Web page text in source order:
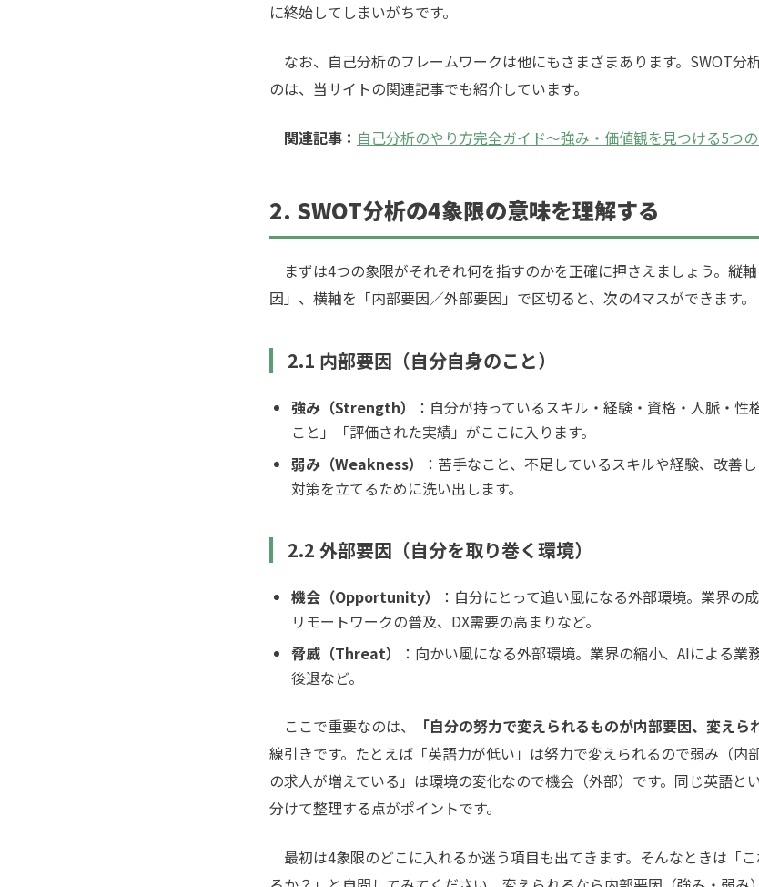
に終始してしまいがちです。
なお、自己分析のフレームワークは他にもさまざまあります。SWOT分
のは、当サイトの関連記事でも紹介しています。
関連記事： 自己分析のやり方完全ガイド〜強み・価値観を見つける5つ
2. SWOT分析の4象限の意味を理解する
まずは4つの象限がそれぞれ何を指すのかを正確に押さえましょう。縦
因」、横軸を「内部要因／外部要因」で区切ると、次の4マスができます。
2.1 内部要因（自分自身のこと）
強み（Strength）
：自分が持っているスキル・経験・資格・人脈・
こと」「評価された実績」がここに入ります。
弱み（Weakness）
：苦手なこと、不足しているスキルや経験、改善
対策を立てるために洗い出します。
2.2 外部要因（自分を取り巻く環境）
機会（Opportunity）
：自分にとって追い風になる外部環境。業界の
リモートワークの普及、DX需要の高まりなど。
脅威（Threat）
：向かい風になる外部環境。業界の縮小、AIによる
後退など。
ここで重要なのは、 「自分の努力で変えられるものが内部要因、変えら
線引きです。たとえば「英語力が低い」は努力で変えられるので弱み（内
の求人が増えている」は環境の変化なので機会（外部）です。同じ英語と
分けて整理する点がポイントです。
最初は4象限のどこに入れるか迷う項目も出てきます。そんなときは「